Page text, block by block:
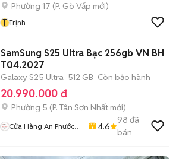
Phường 17 (P. Gò Vấp mới)
T Trịnh
SamSung S25 Ultra Bạc 256gb VN BH
T04.2027
Galaxy S25 Ultra 512 GB Còn bảo hành
20.990.000 đ
Phường 5 (P. Tân Sơn Nhất mới)
Cửa Hàng An Phước
4.6
98 đã
bán